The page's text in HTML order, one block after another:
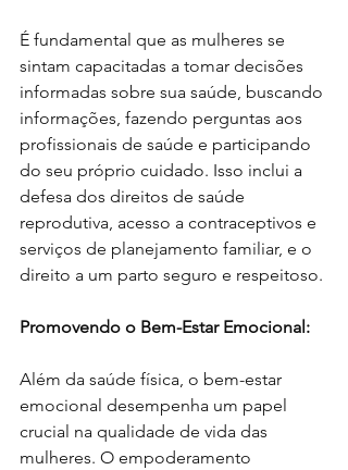
É fundamental que as mulheres se
sintam capacitadas a tomar decisões
informadas sobre sua saúde, buscando
informações, fazendo perguntas aos
profissionais de saúde e participando
do seu próprio cuidado. Isso inclui a
defesa dos direitos de saúde
reprodutiva, acesso a contraceptivos e
serviços de planejamento familiar, e o
direito a um parto seguro e respeitoso.
Promovendo o Bem-Estar Emocional:
Além da saúde física, o bem-estar
emocional desempenha um papel
crucial na qualidade de vida das
mulheres. O empoderamento